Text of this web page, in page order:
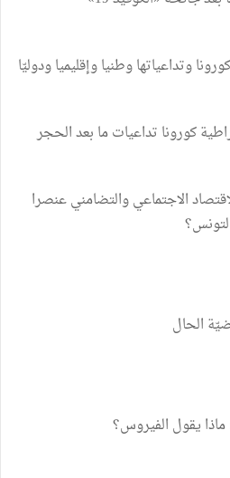
وتداعياتها وطنيا وإقليميا ودوليّا
كورونا تداعيات ما بعد الحجر
الاجتماعي والتضامني عنصرا
الحال
يقول الفيروس؟